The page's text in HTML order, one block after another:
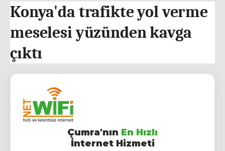
Konya'da trafikte yol verme
meselesi yüzünden kavga
çıktı
Çumra'nın En Hızlı
İnternet Hizmeti